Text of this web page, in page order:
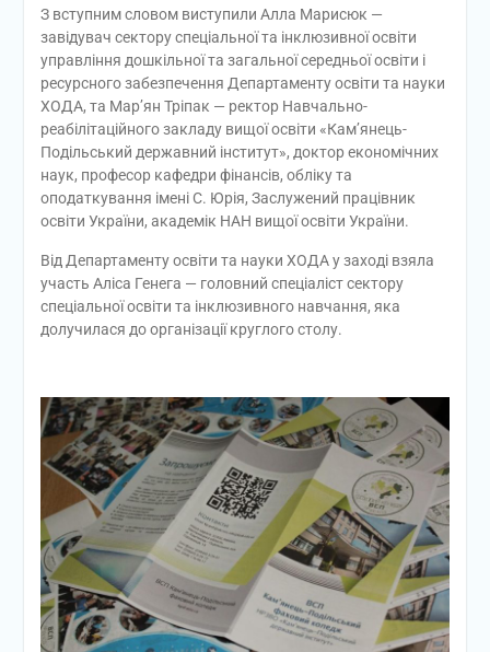
З вступним словом виступили Алла Марисюк —
завідувач сектору спеціальної та інклюзивної освіти
управління дошкільної та загальної середньої освіти і
ресурсного забезпечення Департаменту освіти та науки
ХОДА, та Мар’ян Тріпак — ректор Навчально-
реабілітаційного закладу вищої освіти «Кам’янець-
Подільський державний інститут», доктор економічних
наук, професор кафедри фінансів, обліку та
оподаткування імені С. Юрія, Заслужений працівник
освіти України, академік НАН вищої освіти України.
Від Департаменту освіти та науки ХОДА у заході взяла
участь Аліса Генега — головний спеціаліст сектору
спеціальної освіти та інклюзивного навчання, яка
долучилася до організації круглого столу.